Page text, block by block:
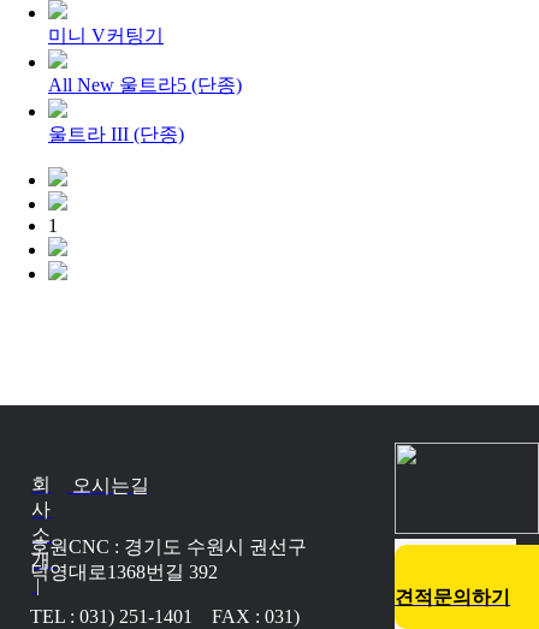
미니 V커팅기
All New 울트라5 (단종)
울트라 III (단종)
1
회
사
소
개
|
오시는길
호원CNC : 경기도 수원시 권선구
덕영대로1368번길 392
TEL : 031) 251-1401 FAX : 031)
견적문의하기